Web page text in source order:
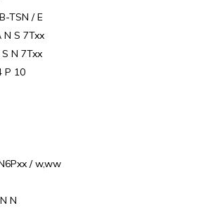
TSN / E
N S 7Txx
N 7Txx
P 10
/ w,ww
N